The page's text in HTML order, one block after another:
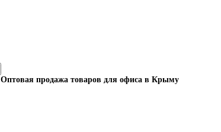
Оптовая продажа товаров для офиса в Крыму